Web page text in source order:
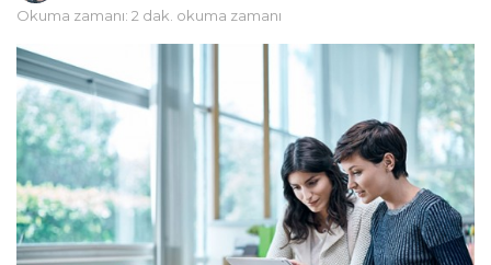
Okuma zamanı: 2 dak. okuma zamanı